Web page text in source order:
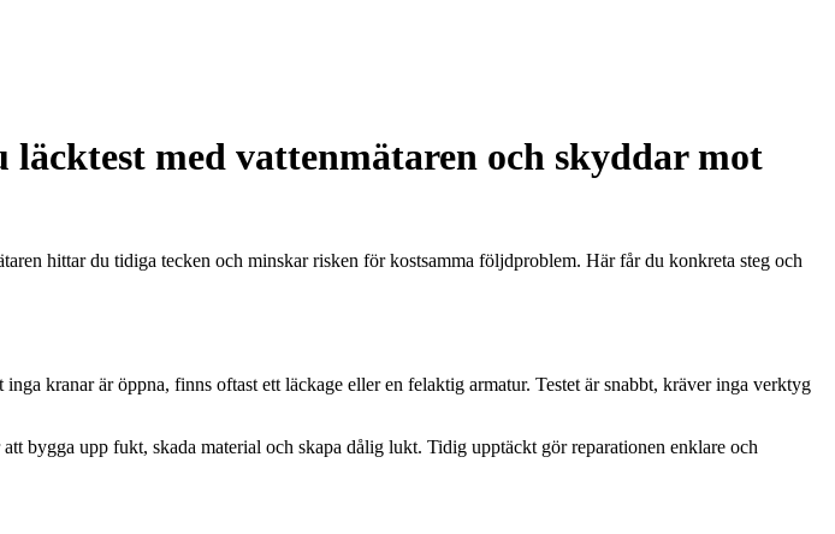
med vattenmätaren och skyddar mot
hittar du tidiga tecken och minskar risken för kostsamma följdproblem. Här får du konkreta steg och
kranar är öppna, finns oftast ett läckage eller en felaktig armatur. Testet är snabbt, kräver inga verktyg
bygga upp fukt, skada material och skapa dålig lukt. Tidig upptäckt gör reparationen enklare och